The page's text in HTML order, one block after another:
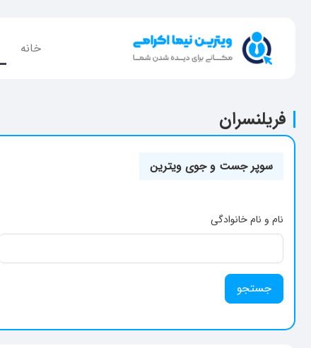
خانه
فریلنسران
سوپر جست و جوی ویترین
نام و نام خانوادگی